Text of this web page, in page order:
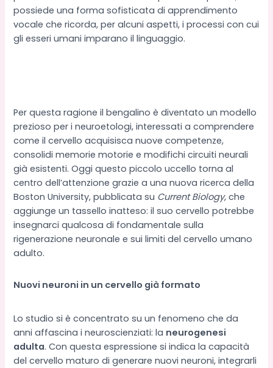
possiede una forma sofisticata di apprendimento
vocale che ricorda, per alcuni aspetti, i processi con cui
gli esseri umani imparano il linguaggio.
Per questa ragione il bengalino è diventato un modello
prezioso per i neuroetologi, interessati a comprendere
come il cervello acquisisca nuove competenze,
consolidi memorie motorie e modifichi circuiti neurali
già esistenti. Oggi questo piccolo uccello torna al
centro dell’attenzione grazie a una nuova ricerca della
Boston University, pubblicata su Current Biology, che
aggiunge un tassello inatteso: il suo cervello potrebbe
insegnarci qualcosa di fondamentale sulla
rigenerazione neuronale e sui limiti del cervello umano
adulto.
Nuovi neuroni in un cervello già formato
Lo studio si è concentrato su un fenomeno che da
anni affascina i neuroscienziati: la neurogenesi
adulta. Con questa espressione si indica la capacità
del cervello maturo di generare nuovi neuroni, integrarli